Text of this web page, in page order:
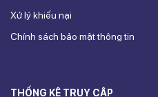
Xử lý khiếu nại
Chính sách bảo mật thông tin
THỐNG KÊ TRUY CẬP